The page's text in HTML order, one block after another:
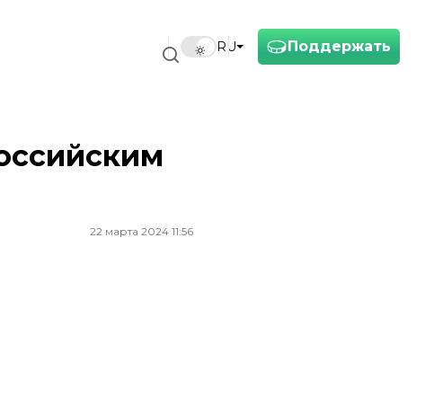
Поддержать
RU
22 марта 2024 11:56